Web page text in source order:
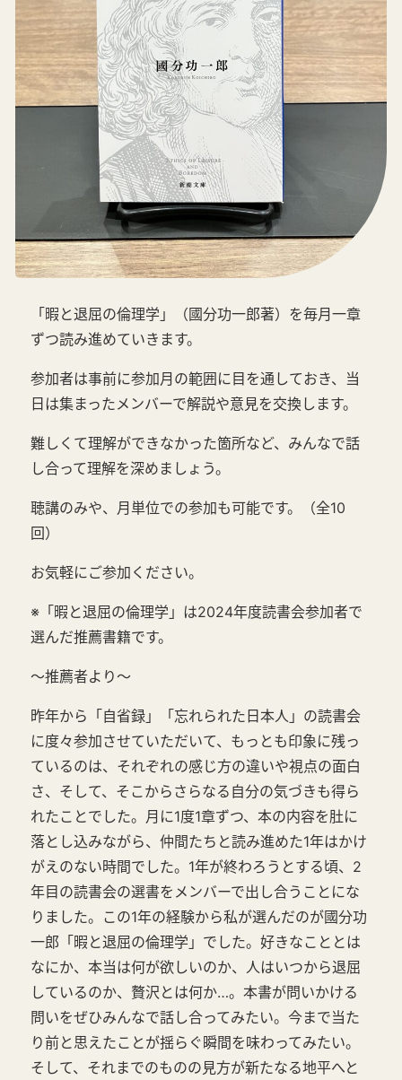
「暇と退屈の倫理学」（國分功一郎著）を毎月一章
ずつ読み進めていきます。
参加者は事前に参加月の範囲に目を通しておき、当
日は集まったメンバーで解説や意見を交換します。
難しくて理解ができなかった箇所など、みんなで話
し合って理解を深めましょう。
聴講のみや、月単位での参加も可能です。（全10
回）
お気軽にご参加ください。
※「暇と退屈の倫理学」は2024年度読書会参加者で
選んだ推薦書籍です。
～推薦者より～
昨年から「自省録」「忘れられた日本人」の読書会
に度々参加させていただいて、もっとも印象に残っ
ているのは、それぞれの感じ方の違いや視点の面白
さ、そして、そこからさらなる自分の気づきも得ら
れたことでした。月に1度1章ずつ、本の内容を肚に
落とし込みながら、仲間たちと読み進めた1年はかけ
がえのない時間でした。1年が終わろうとする頃、2
年目の読書会の選書をメンバーで出し合うことにな
りました。この1年の経験から私が選んだのが國分功
一郎「暇と退屈の倫理学」でした。好きなこととは
なにか、本当は何が欲しいのか、人はいつから退屈
しているのか、贅沢とは何か…。本書が問いかける
問いをぜひみんなで話し合ってみたい。今まで当た
り前と思えたことが揺らぐ瞬間を味わってみたい。
そして、それまでのものの見方が新たなる地平へと